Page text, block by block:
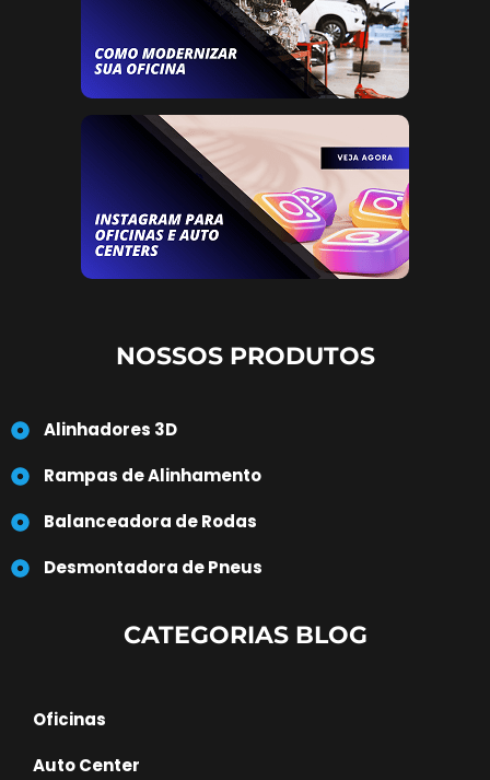
NOSSOS PRODUTOS
Alinhadores 3D
Rampas de Alinhamento
Balanceadora de Rodas
Desmontadora de Pneus
CATEGORIAS BLOG
Oficinas
Auto Center